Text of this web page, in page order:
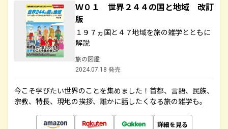
Ｗ０１ 世界２４４の国と地域 改訂
版
１９７ヵ国と４７地域を旅の雑学とともに
解説
旅の図鑑
2024.07.18 発売
今こそ学びたい世界のことを集めました！首都、言語、民族、
宗教、特長、現地の挨拶、誰かに話したくなる旅の雑学も。
詳細を見る